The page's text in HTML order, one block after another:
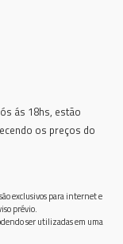
ás 18hs, estão
os preços do
exclusivos para internet e
prévio.
ser utilizadas em uma